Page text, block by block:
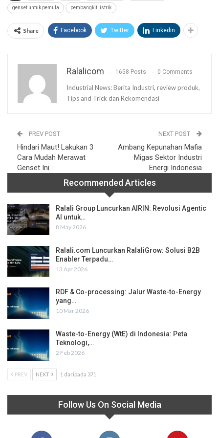
genset untuk pemula pembangkit listrik
Share Facebook Twitter Linkedin
Ralalicom 1658 Posts 0 Comments
Industrial News: Berita Industri, review produk,
Tips and Trick dan Rekomendasi
PREV POST
Hindari Maut! Lakukan 3
Cara Mudah Merawat
Genset Ini
NEXT POST
Ambang Kepunahan Mafia
Migas Sektor Industri
Energi Indonesia
Recommended Articles
Ralali Group Luncurkan AIRIN: Revolusi Agentic
AI untuk…
8 May 2026
Ralali.com Luncurkan RalaliGrow: Solusi B2B
Enabler Terpadu…
13 Apr 2026
RDF & Co-processing: Jalur Waste-to-Energy
yang…
10 Mar 2026
Waste-to-Energy (WtE) di Indonesia: Peta
Teknologi,…
2 Feb 2026
PREV NEXT 1 daripada 371
Follow Us On Social Media